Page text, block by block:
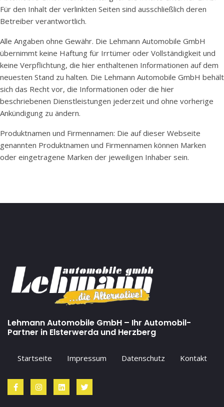
Für den Inhalt der verlinkten Seiten sind ausschließlich deren
Betreiber verantwortlich.
Alle Angaben ohne Gewähr. Die Lehmann Automobile GmbH
übernimmt keine Haftung für Irrtümer oder Vollständigkeit und
keine Verpflichtung, die hier enthaltenen Informationen auf dem
neuesten Stand zu halten. Die Lehmann Automobile GmbH behält
sich das Recht vor, die Informationen oder die hier
beschriebenen Dienstleistungen jederzeit und ohne vorherige
Ankündigung zu ändern.
Produktnamen und Firmennamen: Die auf dieser Webseite
genannten Produktnamen und Firmennamen können Marken
oder eingetragene Marken der jeweiligen Inhaber sein.
Lehmann Automobile GmbH – Ihr Automobil-
Partner in Elsterwerda und Herzberg
Startseite Impressum Datenschutz Kontakt